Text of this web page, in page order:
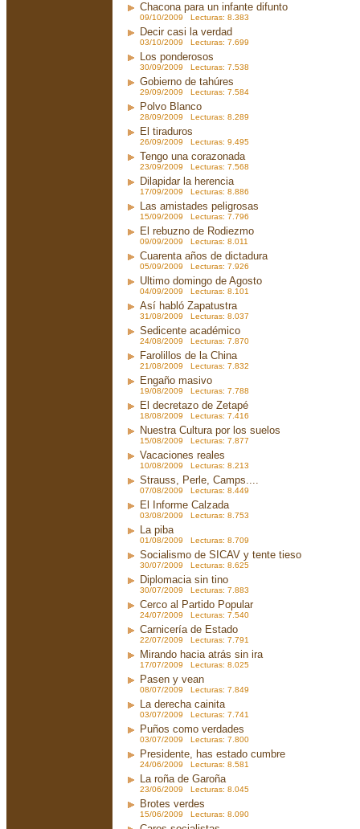
Chacona para un infante difunto
09/10/2009 Lecturas: 8.383
Decir casi la verdad
03/10/2009 Lecturas: 7.699
Los ponderosos
30/09/2009 Lecturas: 7.538
Gobierno de tahúres
29/09/2009 Lecturas: 7.584
Polvo Blanco
28/09/2009 Lecturas: 8.289
El tiraduros
26/09/2009 Lecturas: 9.495
Tengo una corazonada
23/09/2009 Lecturas: 7.568
Dilapidar la herencia
17/09/2009 Lecturas: 8.886
Las amistades peligrosas
15/09/2009 Lecturas: 7.796
El rebuzno de Rodiezmo
09/09/2009 Lecturas: 8.011
Cuarenta años de dictadura
05/09/2009 Lecturas: 7.926
Ultimo domingo de Agosto
04/09/2009 Lecturas: 8.101
Así habló Zapatustra
31/08/2009 Lecturas: 8.037
Sedicente académico
24/08/2009 Lecturas: 7.870
Farolillos de la China
21/08/2009 Lecturas: 7.832
Engaño masivo
19/08/2009 Lecturas: 7.788
El decretazo de Zetapé
18/08/2009 Lecturas: 7.416
Nuestra Cultura por los suelos
15/08/2009 Lecturas: 7.877
Vacaciones reales
10/08/2009 Lecturas: 8.213
Strauss, Perle, Camps....
07/08/2009 Lecturas: 8.449
El Informe Calzada
03/08/2009 Lecturas: 8.753
La piba
01/08/2009 Lecturas: 8.709
Socialismo de SICAV y tente tieso
30/07/2009 Lecturas: 8.625
Diplomacia sin tino
30/07/2009 Lecturas: 7.883
Cerco al Partido Popular
24/07/2009 Lecturas: 7.540
Carnicería de Estado
22/07/2009 Lecturas: 7.791
Mirando hacia atrás sin ira
17/07/2009 Lecturas: 8.025
Pasen y vean
08/07/2009 Lecturas: 7.849
La derecha cainita
03/07/2009 Lecturas: 7.741
Puños como verdades
03/07/2009 Lecturas: 7.800
Presidente, has estado cumbre
24/06/2009 Lecturas: 8.581
La roña de Garoña
23/06/2009 Lecturas: 8.045
Brotes verdes
15/06/2009 Lecturas: 8.090